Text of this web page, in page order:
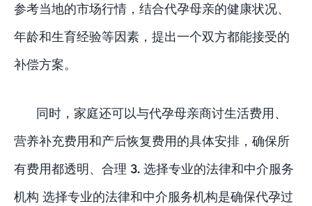
参考当地的市场行情，结合代孕母亲的健康状况、
年龄和生育经验等因素，提出一个双方都能接受的
补偿方案。
同时，家庭还可以与代孕母亲商讨生活费用、
营养补充费用和产后恢复费用的具体安排，确保所
有费用都透明、合理 3. 选择专业的法律和中介服务
机构 选择专业的法律和中介服务机构是确保代孕过